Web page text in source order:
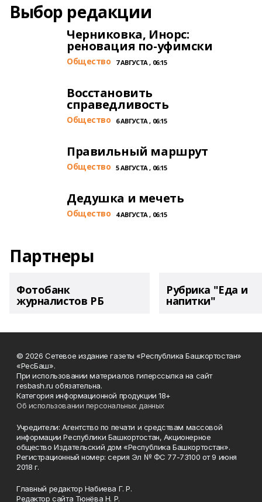
Выбор редакции
Черниковка, Инорс:
реновация по-уфимски
Общество 7 АВГУСТА , 06:15
Восстановить
справедливость
Общество 6 АВГУСТА , 06:15
Правильный маршрут
Общество 5 АВГУСТА , 06:15
Дедушка и мечеть
Общество 4 АВГУСТА , 06:15
Партнеры
Фотобанк
журналистов РБ
Рубрика "Еда и
напитки"
© 2026 Сетевое издание газеты «Республика Башкортостан»
«РесБаш».
При использовании материалов гиперссылка на сайт
resbash.ru обязательна.
Категория информационной продукции 18+
Об использовании персональных данных
Учредители: Агентство по печати и средствам массовой
информации Республики Башкортостан, Акционерное
общество Издательский дом «Республика Башкортостан».
Регистрационный номер: серия Эл № ФС 77-73100 от 9 июня
2018 г.
Главный редактор Набиева Г. Р.
Редактор сайта Тюнёва Н. Р.